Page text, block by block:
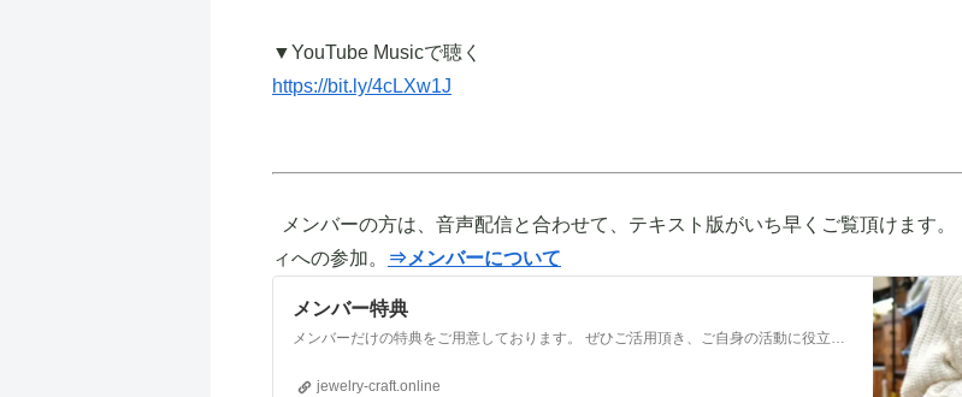
▼YouTube Musicで聴く
https://bit.ly/4cLXw1J
メンバーの方は、音声配信と合わせて、テキスト版がいち早くご覧頂けます
ィへの参加。
⇒メンバーについて
メンバー特典
メンバーだけの特典をご用意しております。 ぜひご活用頂き、ご自身の活動に役立てて下さい。 ⇒メンバーについて詳しく見てみる メンバーになる （） ①有料コンテンツが見放題！ ジュエリー制作に関する情報やビジネス情報やブランディングに関する情
jewelry-craft.online